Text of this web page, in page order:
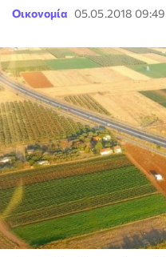
Οικονομία 05.05.2018 09:49